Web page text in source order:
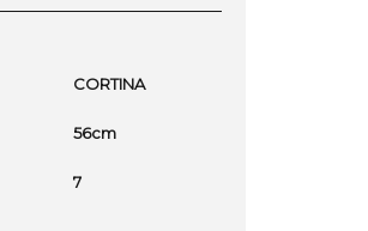
CORTINA
56cm
7